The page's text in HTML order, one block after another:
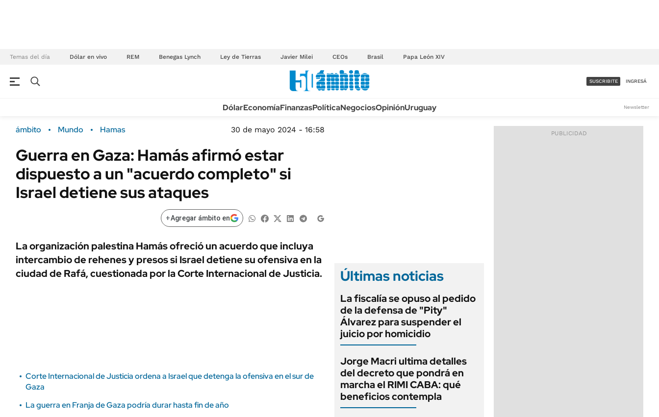
Temas del día Dólar en vivo REM Benegas Lynch Ley de Tierras Javier Milei CEOs Brasil Papa León XIV
Campo
FINANZAS
Dólar
Sustentabilidad
POLÍTICA
URUGUAY
TECNOLOGÍA
MÉXICO
MUNDO
INFORMACIÓN GENERAL
AUTOS
ACCESO FULL - $1.800/MES
SUSCRIBITE INGRESÁ
DólarEconomíaFinanzasPolíticaNegociosOpiniónUruguay Newsletter
ámbito Mundo Hamas 30 de mayo 2024 - 16:58
Guerra en Gaza: Hamás afirmó estar
dispuesto a un "acuerdo completo" si
Israel detiene sus ataques
+Agregar ámbito en
La organización palestina Hamás ofreció un acuerdo que incluya
intercambio de rehenes y presos si Israel detiene su ofensiva en la
ciudad de Rafá, cuestionada por la Corte Internacional de Justicia.
Corte Internacional de Justicia ordena a Israel que detenga la ofensiva en el sur de
Gaza
La guerra en Franja de Gaza podría durar hasta fin de año
Últimas noticias
La fiscalía se opuso al pedido
de la defensa de "Pity"
Álvarez para suspender el
juicio por homicidio
Jorge Macri ultima detalles
del decreto que pondrá en
marcha el RIMI CABA: qué
beneficios contempla